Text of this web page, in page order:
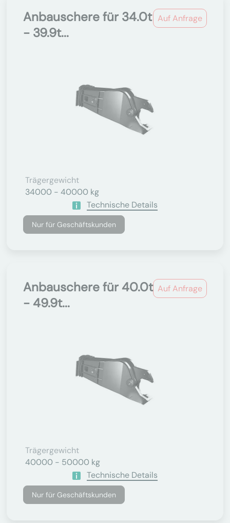
Auf Anfrage
Anbauschere für 34.0t
- 39.9t...
Trägergewicht
34000 - 40000 kg
Technische Details
Nur für Geschäftskunden
Auf Anfrage
Anbauschere für 40.0t
- 49.9t...
Trägergewicht
40000 - 50000 kg
Technische Details
Nur für Geschäftskunden